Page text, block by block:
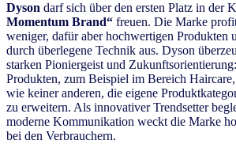
Dyson darf sich über den ersten Platz in der
Momentum Brand“ freuen. Die Marke
weniger, dafür aber hochwertigen Produkten
durch überlegene Technik aus. Dyson
starken Pioniergeist und
Produkten, zum Beispiel im Bereich
wie keiner anderen, die eigene
zu erweitern. Als innovativer Trendsetter
moderne Kommunikation weckt die Marke
bei den Verbrauchern.